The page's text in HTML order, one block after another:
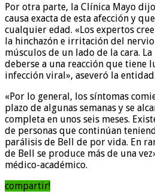
Por otra parte, la Clínica Mayo
causa exacta de esta afección y
cualquier edad. «Los expertos
la hinchazón e irritación del
músculos de un lado de la cara.
deberse a una reacción que tiene
infección viral», aseveró la entidad.
«Por lo general, los síntomas
plazo de algunas semanas y se
completa en unos seis meses.
de personas que continúan
parálisis de Bell de por vida. En
de Bell se produce más de una
médico-académico.
compartir!